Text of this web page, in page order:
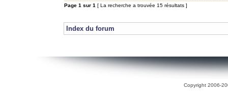
Page 1 sur 1 [ La recherche a trouvée 15 résultats ]
Index du forum
Copyright 2006-